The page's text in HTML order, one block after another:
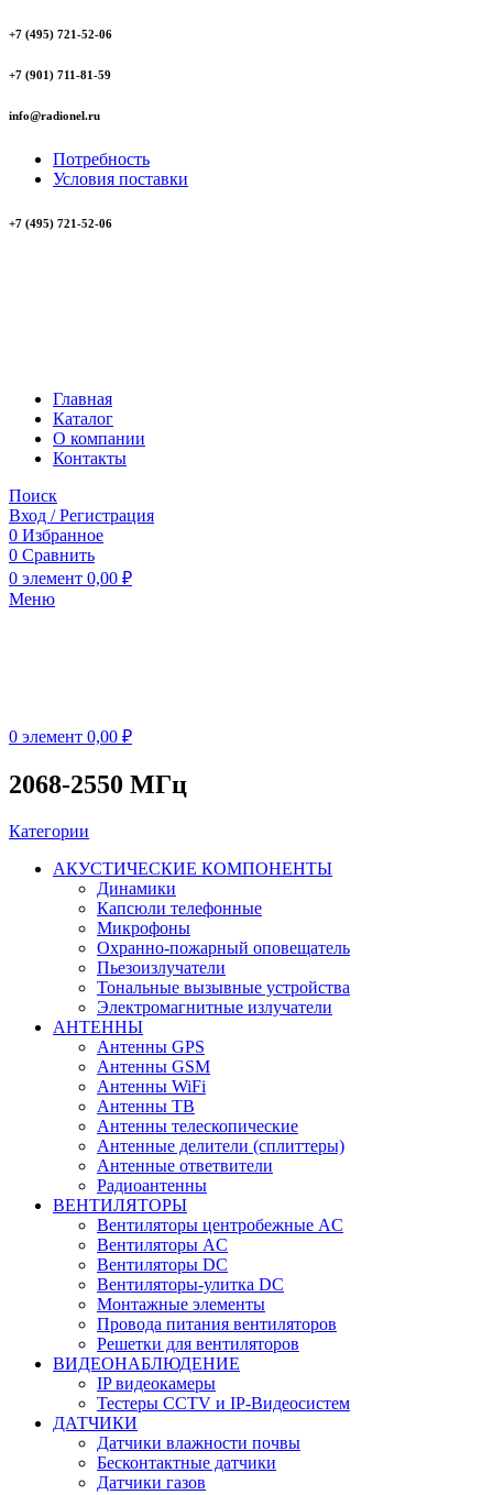
+7 (495) 721-52-06
+7 (901) 711-81-59
info@radionel.ru
Потребность
Условия поставки
+7 (495) 721-52-06
Главная
Каталог
О компании
Контакты
Поиск
Вход / Регистрация
0 Избранное
0 Сравнить
0 элемент 0,00 ₽
Меню
0 элемент 0,00 ₽
2068-2550 МГц
Категории
АКУСТИЧЕСКИЕ КОМПОНЕНТЫ
Динамики
Капсюли телефонные
Микрофоны
Охранно-пожарный оповещатель
Пьезоизлучатели
Тональные вызывные устройства
Электромагнитные излучатели
АНТЕННЫ
Антенны GPS
Антенны GSM
Антенны WiFi
Антенны ТВ
Антенны телескопические
Антенные делители (сплиттеры)
Антенные ответвители
Радиоантенны
ВЕНТИЛЯТОРЫ
Вентиляторы центробежные AC
Вентиляторы AC
Вентиляторы DC
Вентиляторы-улитка DC
Монтажные элементы
Провода питания вентиляторов
Решетки для вентиляторов
ВИДЕОНАБЛЮДЕНИЕ
IP видеокамеры
Тестеры CCTV и IP-Видеосистем
ДАТЧИКИ
Датчики влажности почвы
Бесконтактные датчики
Датчики газов